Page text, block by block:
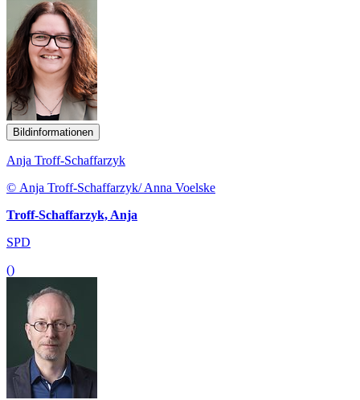
Bildinformationen
Anja Troff-Schaffarzyk
© Anja Troff-Schaffarzyk/ Anna Voelske
Troff-Schaffarzyk, Anja
SPD
()